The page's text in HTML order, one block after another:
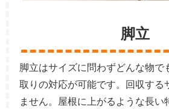
脚立
脚立はサイズに問わずどんな物で
取りの対応が可能です。回収する
ません。屋根に上がるような長い